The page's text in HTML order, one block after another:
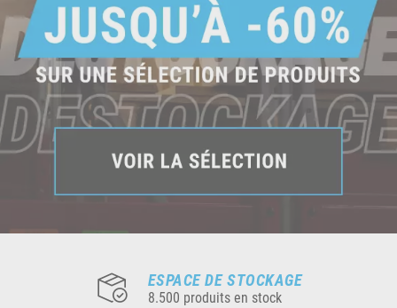
ESPACE DE STOCKAGE
8.500 produits en stock